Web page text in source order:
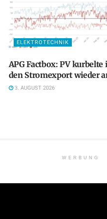
ELEKTROTECHNIK
APG Factbox: PV kurbelte
den Stromexport wieder
3. AUGUST 2026
WERBUNG